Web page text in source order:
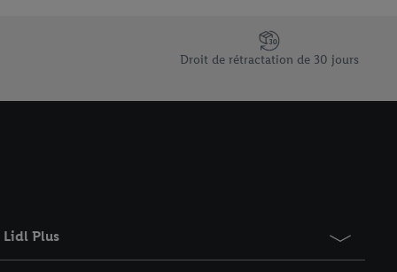
Droit de rétractation de 30 jours
Lidl Plus
à tout moment